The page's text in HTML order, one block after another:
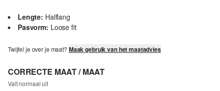
Lengte: Halflang
Pasvorm: Loose fit
Twijfel je over je maat? Maak gebruik van het maatadvies
CORRECTE MAAT / MAAT
Valt normaal uit